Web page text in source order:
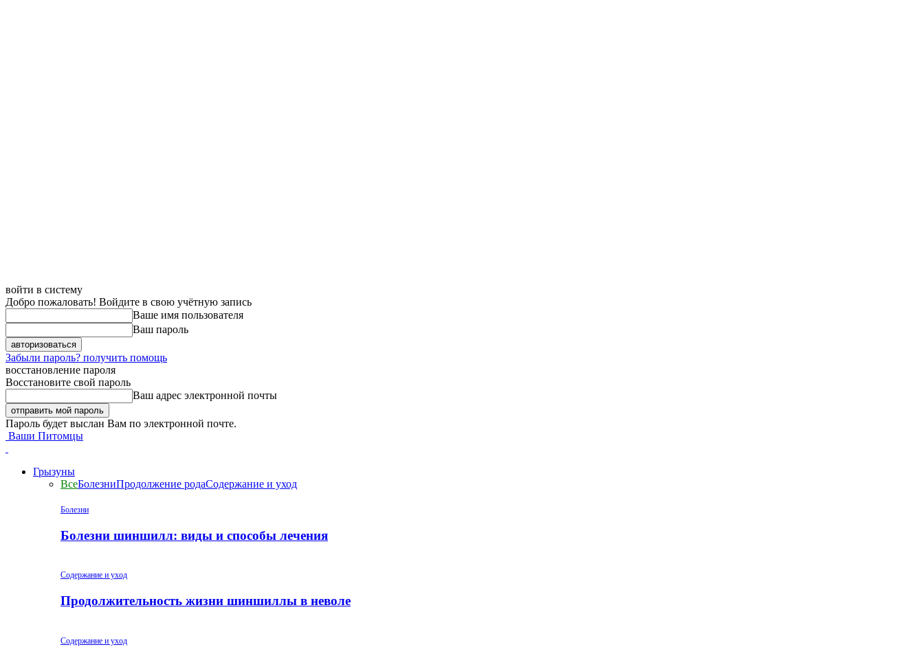
войти в систему
Добро пожаловать! Войдите в свою учётную запись
Ваше имя пользователя
Ваш пароль
Забыли пароль? получить помощь
восстановление пароля
Восстановите свой пароль
Ваш адрес электронной почты
Пароль будет выслан Вам по электронной почте.
Ваши Питомцы
Грызуны
ВсеБолезниПродолжение родаСодержание и уход
Болезни
Болезни шиншилл: виды и способы лечения
Содержание и уход
Продолжительность жизни шиншиллы в неволе
Содержание и уход